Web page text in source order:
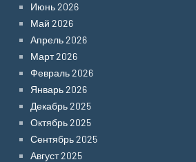
Июнь 2026
Май 2026
Апрель 2026
Март 2026
Февраль 2026
Январь 2026
Декабрь 2025
Октябрь 2025
Сентябрь 2025
Август 2025